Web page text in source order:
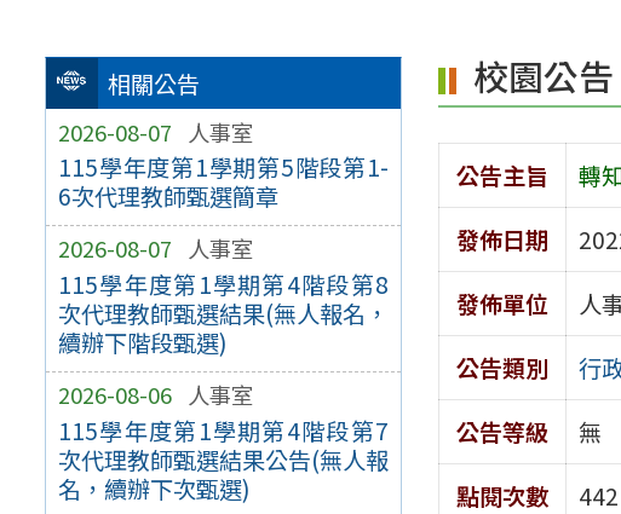
相關公告
2026-08-07 人事室
115學年度第1學期第5階段第1-
6次代理教師甄選簡章
2026-08-07 人事室
115學年度第1學期第4階段第8
次代理教師甄選結果(無人報名，
續辦下階段甄選)
2026-08-06 人事室
115學年度第1學期第4階段第7
次代理教師甄選結果公告(無人報
名，續辦下次甄選)
校園公告
公告主旨
轉
發佈日期
發佈單位
人
公告類別
行
公告等級
無
點閱次數
442